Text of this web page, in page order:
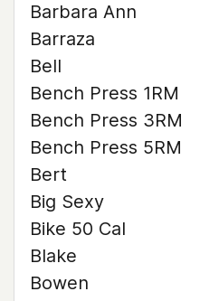
Barbara Ann
Barraza
Bell
Bench Press 1RM
Bench Press 3RM
Bench Press 5RM
Bert
Big Sexy
Bike 50 Cal
Blake
Bowen